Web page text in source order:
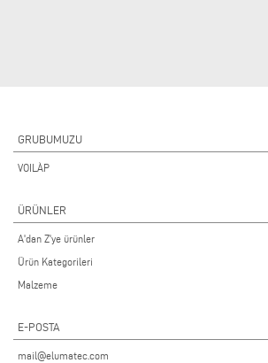
GRUBUMUZU
VOILÀP
ÜRÜNLER
A'dan Z'ye ürünler
Ürün Kategorileri
Malzeme
E-POSTA
mail@elumatec.com